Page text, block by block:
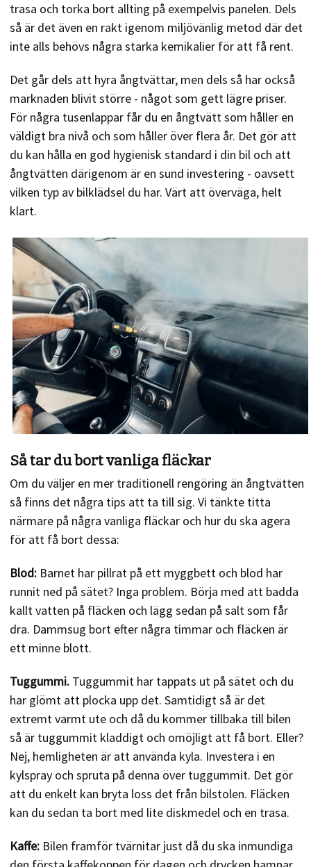
trasa och torka bort allting på exempelvis panelen. Dels
så är det även en rakt igenom miljövänlig metod där det
inte alls behövs några starka kemikalier för att få rent.
Det går dels att hyra ångtvättar, men dels så har också
marknaden blivit större - något som gett lägre priser.
För några tusenlappar får du en ångtvätt som håller en
väldigt bra nivå och som håller över flera år. Det gör att
du kan hålla en god hygienisk standard i din bil och att
ångtvätten därigenom är en sund investering - oavsett
vilken typ av bilklädsel du har. Värt att överväga, helt
klart.
Så tar du bort vanliga fläckar
Om du väljer en mer traditionell rengöring än ångtvätten
så finns det några tips att ta till sig. Vi tänkte titta
närmare på några vanliga fläckar och hur du ska agera
för att få bort dessa:
Blod: Barnet har pillrat på ett myggbett och blod har
runnit ned på sätet? Inga problem. Börja med att badda
kallt vatten på fläcken och lägg sedan på salt som får
dra. Dammsug bort efter några timmar och fläcken är
ett minne blott.
Tuggummi. Tuggummit har tappats ut på sätet och du
har glömt att plocka upp det. Samtidigt så är det
extremt varmt ute och då du kommer tillbaka till bilen
så är tuggummit kladdigt och omöjligt att få bort. Eller?
Nej, hemligheten är att använda kyla. Investera i en
kylspray och spruta på denna över tuggummit. Det gör
att du enkelt kan bryta loss det från bilstolen. Fläcken
kan du sedan ta bort med lite diskmedel och en trasa.
Kaffe: Bilen framför tvärnitar just då du ska inmundiga